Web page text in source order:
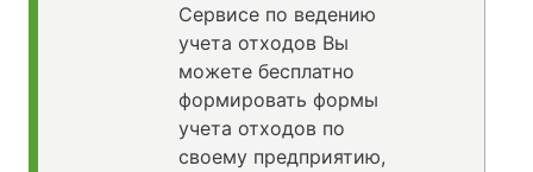
Сервисе по ведению
учета отходов Вы
можете бесплатно
формировать формы
учета отходов по
своему предприятию,